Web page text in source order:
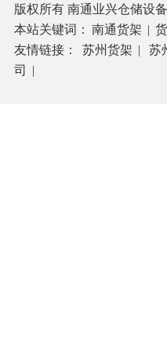
版权所有 南通业兴仓储设
本站关键词： 南通货架 |
友情链接：
苏州货架 |
苏
司
|